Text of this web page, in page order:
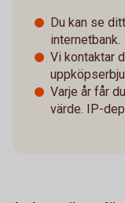
Du kan se
internetbank.
Vi kontaktar
Varje år får
värde. IP-